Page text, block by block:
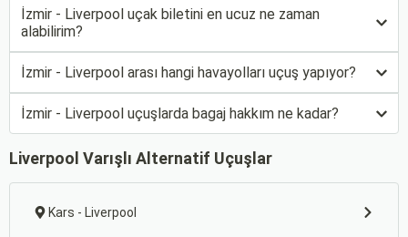
İzmir - Liverpool uçak biletini en ucuz ne zaman
alabilirim?
İzmir - Liverpool arası hangi havayolları uçuş yapıyor?
İzmir - Liverpool uçuşlarda bagaj hakkım ne kadar?
Liverpool Varışlı Alternatif Uçuşlar
Kars - Liverpool